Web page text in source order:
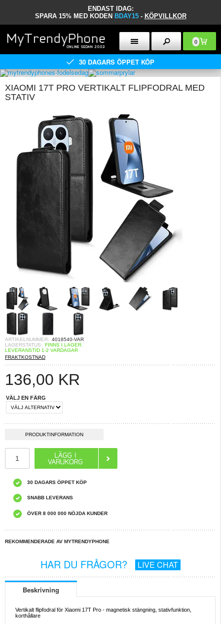
ENDAST IDAG:
SPARA 15% MED KODEN BDAY15 - KÖPVILLKOR
0
30 DAGARS ÖPPET KÖP
XIAOMI 17T PRO VERTIKALT FLIPFODRAL MED
STATIV
ARTIKELNUMMER: 4018540-VAR
LAGERSTATUS: FINNS I LAGER.
LEVERANSTID 1-2 VARDAGAR
FRAKTKOSTNAD
136,00 KR
VÄLJ EN FÄRG
PRODUKTINFORMATION
30 DAGARS ÖPPET KÖP
SNABB LEVERANS
ÖVER 8 000 000 NÖJDA KUNDER
REKOMMENDERADE AV MYTRENDYPHONE
HAR DU FRÅGOR? LIVE CHAT
Beskrivning
Vertikalt flipfodral för Xiaomi 17T Pro - magnetisk stängning, stativfunktion,
korthållare